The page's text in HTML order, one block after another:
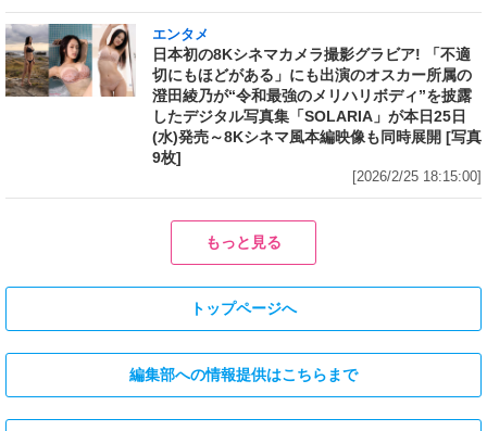
エンタメ
日本初の8Kシネマカメラ撮影グラビア! 「不適
切にもほどがある」にも出演のオスカー所属の
澄田綾乃が“令和最強のメリハリボディ”を披露
したデジタル写真集「SOLARIA」が本日25日
(水)発売～8Kシネマ風本編映像も同時展開 [写真
9枚]
[2026/2/25 18:15:00]
もっと見る
トップページへ
編集部への情報提供はこちらまで